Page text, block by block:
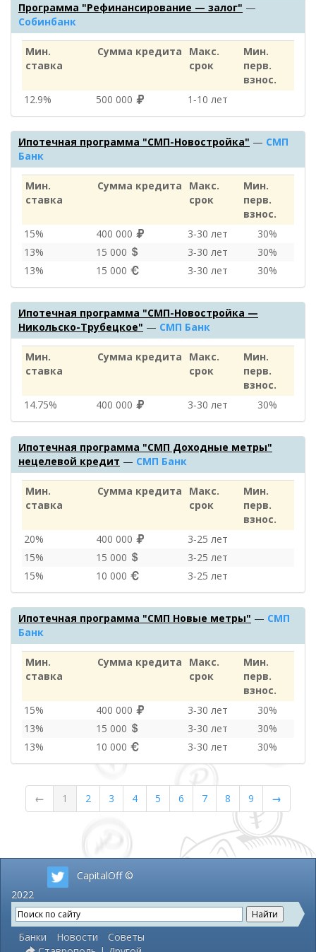
Программа "Рефинансирование — залог" —
Собинбанк
Мин.
ставка
Сумма кредита
Макс.
срок
Мин.
перв.
взнос.
12.9%
500 000 1‑10 лет
Ипотечная программа "СМП-Новостройка" — СМП
Банк
Мин.
ставка
Сумма кредита
Макс.
срок
Мин.
перв.
взнос.
15%
400 000 3‑30 лет
30%
13%
15 000 3‑30 лет
30%
13%
15 000 3‑30 лет 30%
Ипотечная программа "СМП-Новостройка —
Никольско-Трубецкое" — СМП Банк
Мин.
ставка
Сумма кредита
Макс.
срок
Мин.
перв.
взнос.
14.75%
400 000 3‑30 лет 30%
Ипотечная программа "СМП Доходные метры"
нецелевой кредит — СМП Банк
Мин.
ставка
Сумма кредита
Макс.
срок
Мин.
перв.
взнос.
20%
400 000
3‑25 лет
15%
15 000
3‑25 лет
15%
10 000 3‑25 лет
Ипотечная программа "СМП Новые метры" — СМП
Банк
Мин.
ставка
Сумма кредита
Макс.
срок
Мин.
перв.
взнос.
15%
400 000 3‑30 лет
30%
13%
15 000 3‑30 лет
30%
13%
10 000 3‑30 лет 30%
← 1 2 3 4 5 6 7 8 9 →
CapitalOff ©
2022
Банки Новости
Советы